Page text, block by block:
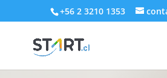
+56 2 3210 1353